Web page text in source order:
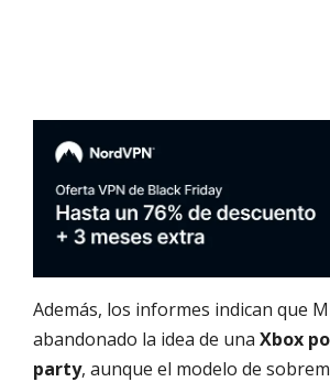
Además, los informes indican que
abandonado la idea de una Xbox
party, aunque el modelo de